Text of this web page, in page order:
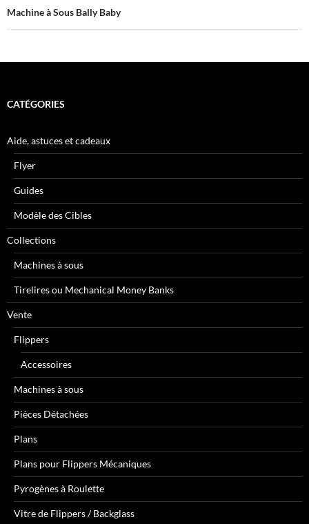
Machine à Sous Bally Baby
CATÉGORIES
Aide, astuces et cadeaux
Flyer
Guides
Modèle des Cibles
Collections
Machines à sous
Tirelires ou Mechanical Money Banks
Vente
Flippers
Accessoires
Machines à sous
Pièces Détachées
Plans
Plans pour Flippers Mécaniques
Pyrogènes à Roulette
Vitre de Flippers / Backglass